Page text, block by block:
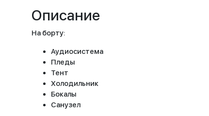
Описание
На борту:
Аудиосистема
Пледы
Тент
Холодильник
Бокалы
Санузел